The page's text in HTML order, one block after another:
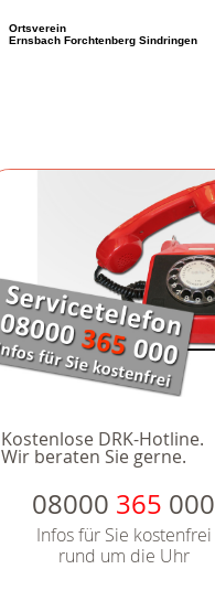
Ortsverein
Ernsbach Forchtenberg Sindringen
Kostenlose DRK-Hotline.
Wir beraten Sie gerne.
08000 365 000
Infos für Sie kostenfrei
rund um die Uhr